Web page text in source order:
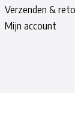
Verzenden &
Mijn account